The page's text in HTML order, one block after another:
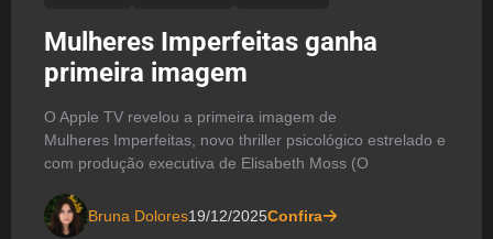
Mulheres Imperfeitas ganha
primeira imagem
O Apple TV revelou a primeira imagem de
Mulheres Imperfeitas, novo thriller psicológico estrelado e
com produção executiva de Elisabeth Moss (O
Bruna Dolores19/12/2025Confira